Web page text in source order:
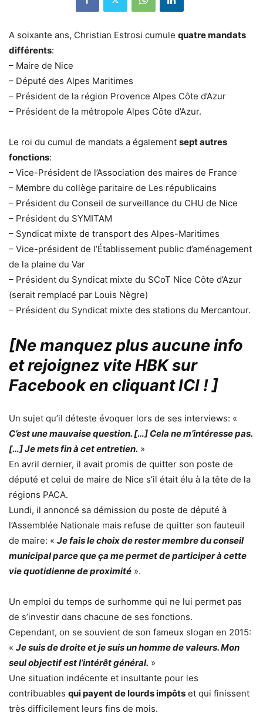
A soixante ans, Christian Estrosi cumule quatre mandats
différents:
– Maire de Nice
– Député des Alpes Maritimes
– Président de la région Provence Alpes Côte d’Azur
– Président de la métropole Alpes Côte d’Azur.
Le roi du cumul de mandats a également sept autres
fonctions:
– Vice-Président de l’Association des maires de France
– Membre du collège paritaire de Les républicains
– Président du Conseil de surveillance du CHU de Nice
– Président du SYMITAM
– Syndicat mixte de transport des Alpes-Maritimes
– Vice-président de l’Établissement public d’aménagement
de la plaine du Var
– Président du Syndicat mixte du SCoT Nice Côte d’Azur
(serait remplacé par Louis Nègre)
– Président du Syndicat mixte des stations du Mercantour.
[Ne manquez plus aucune info
et rejoignez vite HBK sur
Facebook en cliquant ICI !]
Un sujet qu’il déteste évoquer lors de ses interviews: «
C’est une mauvaise question. […] Cela ne m’intéresse pas.
[…] Je mets fin à cet entretien. »
En avril dernier, il avait promis de quitter son poste de
député et celui de maire de Nice s’il était élu à la tête de la
régions PACA.
Lundi, il annoncé sa démission du poste de député à
l’Assemblée Nationale mais refuse de quitter son fauteuil
de maire: « Je fais le choix de rester membre du conseil
municipal parce que ça me permet de participer à cette
vie quotidienne de proximité ».
Un emploi du temps de surhomme qui ne lui permet pas
de s’investir dans chacune de ses fonctions.
Cependant, on se souvient de son fameux slogan en 2015:
« Je suis de droite et je suis un homme de valeurs. Mon
seul objectif est l’intérêt général. »
Une situation indécente et insultante pour les
contribuables qui payent de lourds impôts et qui finissent
très difficilement leurs fins de mois.